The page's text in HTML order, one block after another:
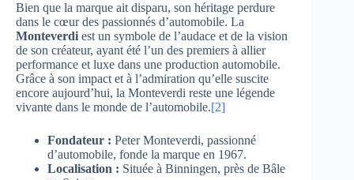
Bien que la marque ait disparu, son héritage perdure
dans le cœur des passionnés d’automobile. La
Monteverdi est un symbole de l’audace et de la vision
de son créateur, ayant été l’un des premiers à allier
performance et luxe dans une production automobile.
Grâce à son impact et à l’admiration qu’elle suscite
encore aujourd’hui, la Monteverdi reste une légende
vivante dans le monde de l’automobile.[2]
Fondateur : Peter Monteverdi, passionné
d’automobile, fonde la marque en 1967.
Localisation : Située à Binningen, près de Bâle